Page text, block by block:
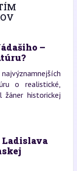
–
o realistické,
historickej
Ladislava